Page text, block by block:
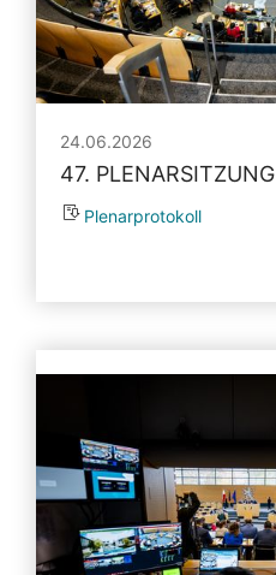
24.06.2026
47. PLENARSITZUNG
Plenarprotokoll